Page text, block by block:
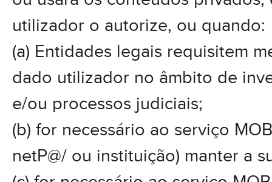
utilizador o autorize, ou quando:
(a) Entidades legais requisitem
dado utilizador no âmbito de
e/ou processos judiciais;
(b) for necessário ao serviço
netP@/ ou instituição) manter a